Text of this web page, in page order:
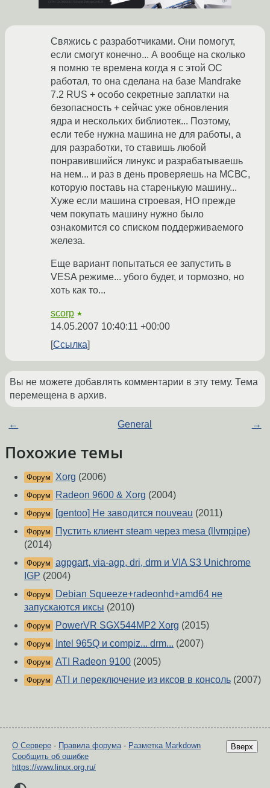
Свяжись с разработчиками. Они помогут,
если смогут конечно... А вообще на сколько
я помню те времена когда я с этой ОС
работал, то она сделана на базе Mandrake
7.2 RUS + особо секретные заплатки на
безопасность + сейчас уже обновления
ядра и нескольких библиотек... Поэтому,
если тебе нужна машина не для работы, а
для разработки, то ставишь любой
понравившийся линукс и разрабатываешь
на нем... и раз в день проверяешь на МСВС,
которую поставь на старенькую машину...
Хуже если машина строевая, НО прежде
чем покупать машину нужно было
ознакомится со списком поддерживаемого
железа.
Еще вариант попытаться ее запустить в
VESA режиме... убого будет, и тормозно, но
хоть как то...
scorp ★
14.05.2007 10:40:11 +00:00
Ссылка
Вы не можете добавлять комментарии в эту тему. Тема
перемещена в архив.
← General →
Похожие темы
Форум Xorg (2006)
Форум Radeon 9600 & Xorg (2004)
Форум [gentoo] Не заводится nouveau (2011)
Форум
Пустить клиент steam через mesa (llvmpipe)
(2014)
Форум agpgart, via-agp, dri, drm и VIA S3 Unichrome
IGP (2004)
Форум
Debian Squeeze+radeonhd+amd64 не
запускаются иксы (2010)
Форум PowerVR SGX544MP2 Xorg (2015)
Форум Intel 965Q и compiz... drm... (2007)
Форум ATI Radeon 9100 (2005)
Форум ATI и переключение из иксов в консоль (2007)
Вверх
О Сервере - Правила форума- Разметка Markdown
Сообщить об ошибке
https://www.linux.org.ru/